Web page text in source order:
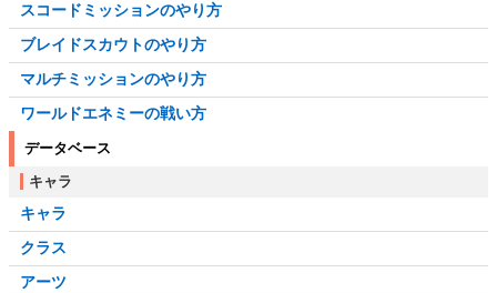
スコードミッションのやり方
ブレイドスカウトのやり方
マルチミッションのやり方
ワールドエネミーの戦い方
データベース
キャラ
キャラ
クラス
アーツ